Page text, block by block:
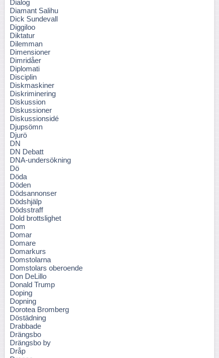
Dialog
Diamant Salihu
Dick Sundevall
Diggiloo
Diktatur
Dilemman
Dimensioner
Dimridåer
Diplomati
Disciplin
Diskmaskiner
Diskriminering
Diskussion
Diskussioner
Diskussionsidé
Djupsömn
Djurö
DN
DN Debatt
DNA-undersökning
Dö
Döda
Döden
Dödsannonser
Dödshjälp
Dödsstraff
Dold brottslighet
Dom
Domar
Domare
Domarkurs
Domstolarna
Domstolars oberoende
Don DeLillo
Donald Trump
Doping
Dopning
Dorotea Bromberg
Döstädning
Drabbade
Drängsbo
Drängsbo by
Dråp